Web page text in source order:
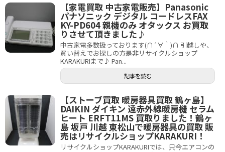
【家電買取 中古家電販売】Panasonic
パナソニック デジタル コードレスFAX
KY-PD604 親機のみ オタックス お買取
りさせて頂きました♪
中古家電多数扱っております(∩´∀｀)∩ 引越しや、
買い替えでお探しの方是非リサイクルショップ
KARAKURIまで♪ Pan...
記事を読む
【ストーブ買取 暖房器具買取 鶴ヶ島】
DAIKIN ダイキン 遠赤外線暖房機 セラム
ヒート ERFT11MS 買取りました！鶴ヶ
島 坂戸 川越 東松山で暖房器具の買取 販
売はリサイクルショップKARAKURI！
リサイクルショップKARAKURIでは、只今エアコンの